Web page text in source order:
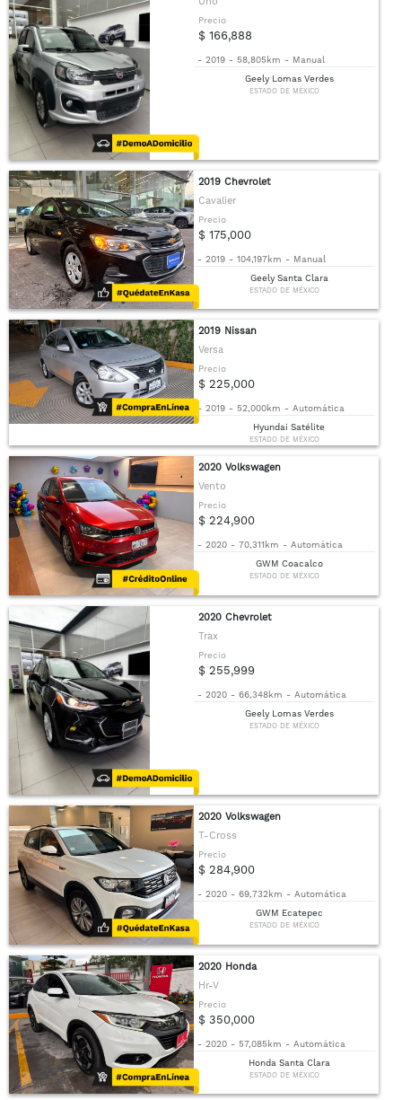
Precio
$ 166,888
- 2019 - 58,805km - Manual
Geely Lomas Verdes
ESTADO DE MÉXICO
2019 Chevrolet
Cavalier
Precio
$ 175,000
- 2019 - 104,197km - Manual
Geely Santa Clara
ESTADO DE MÉXICO
2019 Nissan
Versa
Precio
$ 225,000
- 2019 - 52,000km - Automática
Hyundai Satélite
ESTADO DE MÉXICO
2020 Volkswagen
Vento
Precio
$ 224,900
- 2020 - 70,311km - Automática
GWM Coacalco
ESTADO DE MÉXICO
2020 Chevrolet
Trax
Precio
$ 255,999
- 2020 - 66,348km - Automática
Geely Lomas Verdes
ESTADO DE MÉXICO
2020 Volkswagen
T-Cross
Precio
$ 284,900
- 2020 - 69,732km - Automática
GWM Ecatepec
ESTADO DE MÉXICO
2020 Honda
Hr-V
Precio
$ 350,000
- 2020 - 57,085km - Automática
Honda Santa Clara
ESTADO DE MÉXICO